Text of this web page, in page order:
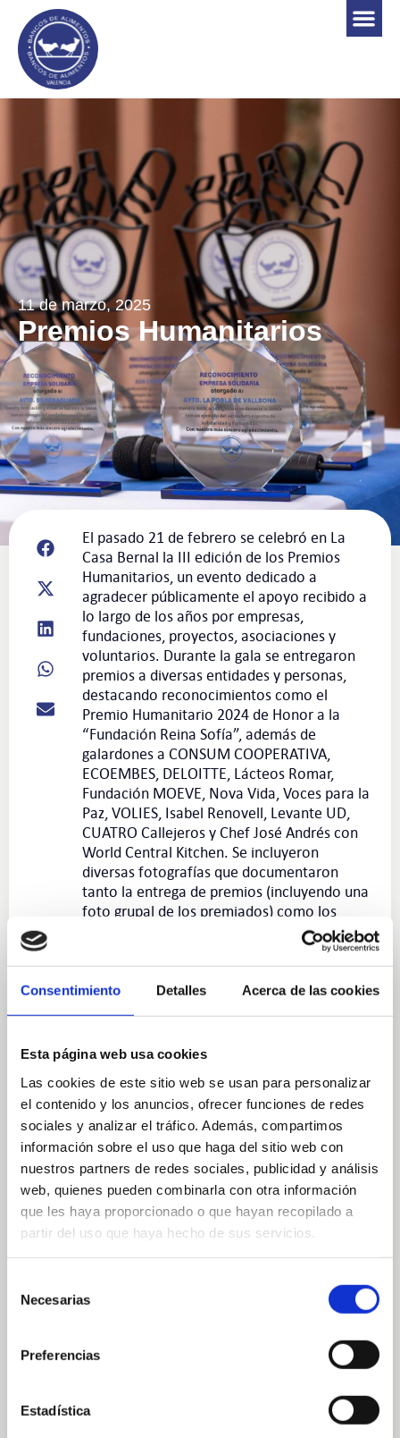
Consentimiento Detalles Acerca de las cookies
Esta página web usa cookies
Las cookies de este sitio web se usan para personalizar
el contenido y los anuncios, ofrecer funciones de redes
sociales y analizar el tráfico. Además, compartimos
información sobre el uso que haga del sitio web con
nuestros partners de redes sociales, publicidad y análisis
web, quienes pueden combinarla con otra información
que les haya proporcionado o que hayan recopilado a
partir del uso que haya hecho de sus servicios.
Necesarias
Preferencias
Estadística
11 de marzo, 2025
Premios Humanitarios
El pasado 21 de febrero se celebró en La
Casa Bernal la III edición de los Premios
Humanitarios, un evento dedicado a
agradecer públicamente el apoyo recibido a
lo largo de los años por empresas,
fundaciones, proyectos, asociaciones y
voluntarios. Durante la gala se entregaron
premios a diversas entidades y personas,
destacando reconocimientos como el
Premio Humanitario 2024 de Honor a la
“Fundación Reina Sofía”, además de
galardones a CONSUM COOPERATIVA,
ECOEMBES, DELOITTE, Lácteos Romar,
Fundación MOEVE, Nova Vida, Voces para la
Paz, VOLIES, Isabel Renovell, Levante UD,
CUATRO Callejeros y Chef José Andrés con
World Central Kitchen. Se incluyeron
diversas fotografías que documentaron
tanto la entrega de premios (incluyendo una
foto grupal de los premiados) como los
detalles de cada reconocimiento individual.
En paralelo, durante la misma edición se
agradeció el compromiso y apoyo de
mediante la cesión de sus espacios,
los productos DANA. En esta segunda parte
del evento se entregaron reconocimientos a
entidades como Anartxy, los ayuntamientos
de La Pobla de Vallbona y Benaguasil, la
Cooperativa Agrícola de Bétera (COABE),
Celestica Valencia, AZA LOGISTICS, Grupo
Disber, Conforama-DHL, VAERSA GRUPO,
JEISER, Valencia C.F. y Levante U.D., también
plasmados en una serie de fotos que
incluyen una imagen grupal de los premiados
en esta categoría.
La nota de prensa destaca, en conjunto, la
emotividad del evento y la importancia de
solidaridad que han contribuido a fortalecer
la labor social del Banco de Alimentos de